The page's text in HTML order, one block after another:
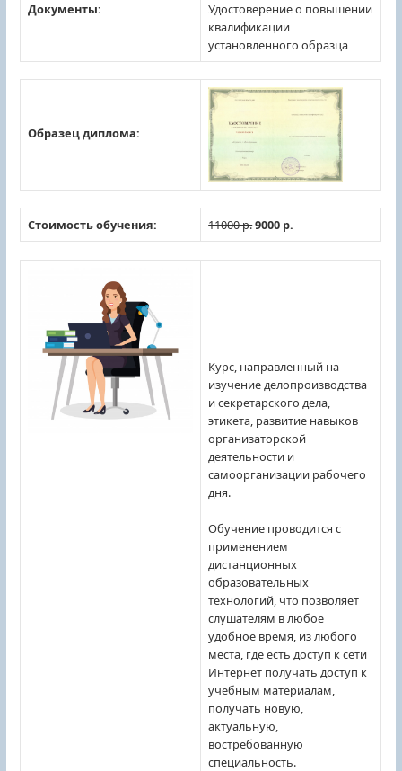
Документы:
Удостоверение о повышении
квалификации
установленного образца
Образец диплома:
Стоимость обучения: 11000 р.9000 р.
Курс, направленный на
изучение делопроизводства
и секретарского дела,
этикета, развитие навыков
организаторской
деятельности и
самоорганизации рабочего
дня.
Обучение проводится с
применением
дистанционных
образовательных
технологий, что позволяет
слушателям в любое
удобное время, из любого
места, где есть доступ к сети
Интернет получать доступ к
учебным материалам,
получать новую,
актуальную,
востребованную
специальность.